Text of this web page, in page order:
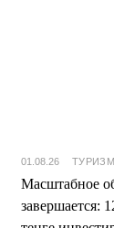
01.08.26 ТУРИЗМ
Масштабное
завершается: